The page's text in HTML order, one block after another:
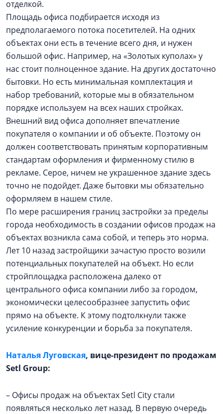
отделкой.
Площадь офиса подбирается исходя из
предполагаемого потока посетителей. На одних
объектах они есть в течение всего дня, и нужен
большой офис. Например, на «Золотых куполах» у
нас стоит полноценное здание. На других достаточно
бытовки. Но есть минимальная комплектация и
набор требований, которые мы в обязательном
порядке используем на всех наших стройках.
Внешний вид офиса дополняет впечатление
покупателя о компании и об объекте. Поэтому он
должен соответствовать принятым корпоративным
стандартам оформления и фирменному стилю в
рекламе. Серое, ничем не украшенное здание здесь
точно не подойдет. Даже бытовки мы обязательно
оформляем в нашем стиле.
По мере расширения границ застройки за пределы
города необходимость в создании офисов продаж на
объектах возникла сама собой, и теперь это норма.
Лет 10 назад застройщики зачастую просто возили
потенциальных покупателей на объект. Но если
стройплощадка расположена далеко от
центрального офиса компании либо за городом,
экономически целесообразнее запустить офис
прямо на объекте. К этому подтолкнули также
усиление конкуренции и борьба за покупателя.
Наталья Луговская, вице-президент по продажам
Setl Group:
– Офисы продаж на объектах Setl City стали
появляться несколько лет назад. В первую очередь